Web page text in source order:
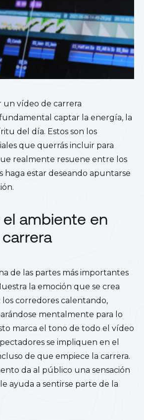
un vídeo de carrera
captar la energía, la
del día. Estos son los
que querrás incluir para
realmente resuene entre los
haga estar deseando apuntarse
el ambiente en
de las partes más importantes
la emoción que se crea
los corredores calentando,
mentalmente para lo
marca el tono de todo el vídeo
se impliquen en el
de que empiece la carrera.
da al público una sensación
ayuda a sentirse parte de la